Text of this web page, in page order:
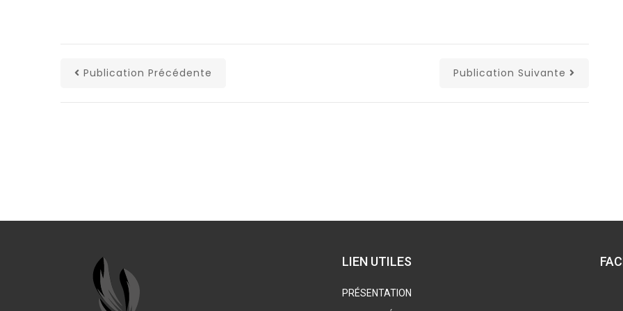
Publication Précédente Publication Suivante
LIEN UTILES
PRÉSENTATION